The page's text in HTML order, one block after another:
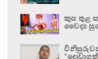
කුස තුළ
වෛද්‍ය